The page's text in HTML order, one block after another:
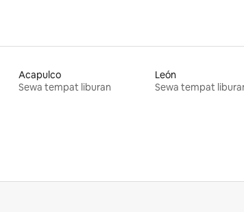
Acapulco
Sewa tempat liburan
León
Sewa tempat